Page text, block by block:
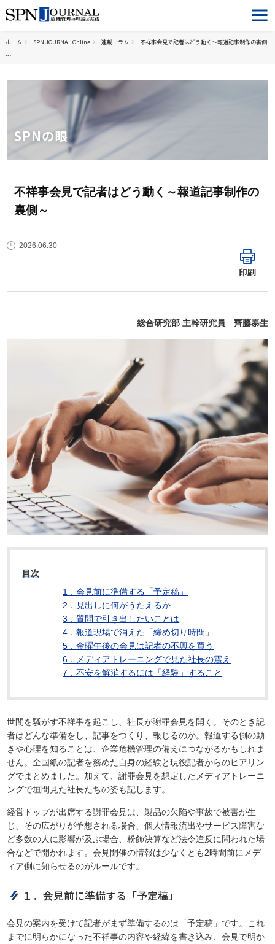
ホーム SPN JOURNAL Online 連載コラム
不祥事会見で記者はどう動く～報道記事制作の裏側
～
SPNの眼
不祥事会見で記者はどう動く～報道記事制作の
裏側～
2026.06.30
印刷
総合研究部 主幹研究員 齊藤泰生
目次
1．会見前に準備する「予定稿」
2．見出しに何がうたえるか
3．質問で引き出したいことは
4．報道現場で消えた「締め切り時間」
5．金曜午後の会見は記者の不興を買う
6．メディアトレーニングで見た社長の震え
7．不安を解消するには「経験」すること
世間を騒がす不祥事を起こし、社長が謝罪会見を開く。そのとき記
者はどんな準備をし、記事をつくり、報じるのか。報道する側の動
きや心理を知ることは、企業危機管理の備えにつながるかもしれま
せん。全国紙の記者を務めた自身の経験と現役記者からのヒアリン
グでまとめました。加えて、謝罪会見を想定したメディアトレーニ
ングで垣間見た社長たちの姿も記します。
経営トップが出席する謝罪会見は、製品の欠陥や事故で被害が生
じ、その広がりが予想される場合、個人情報流出やサービス障害な
ど多数の人に影響が及ぶ場合、粉飾決算など法令違反に問われた場
合などで開かれます。会見開催の情報は少なくとも2時間前にメデ
ィア側に知らせるのがルールです。
１．会見前に準備する「予定稿」
会見の案内を受けて記者がまず準備するのは「予定稿」です。これ
までに明らかになった不祥事の内容や経緯を書き込み、会見で明か